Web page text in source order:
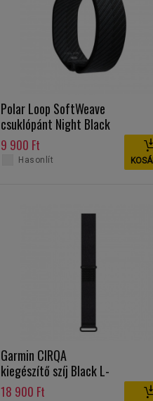
Polar Loop SoftWeave
csuklópánt Night Black
9 900 Ft
Hasonlít
Garmin CIRQA
kiegészítő szíj Black L-
XL
18 900 Ft